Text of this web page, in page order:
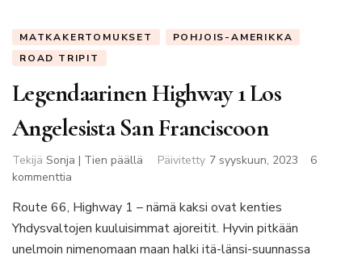
MATKAKERTOMUKSET
POHJOIS-AMERIKKA
ROAD TRIPIT
Legendaarinen Highway 1 Los
Angelesista San Franciscoon
Tekijä Sonja | Tien päällä Päivitetty 7 syyskuun, 2023
6
kommenttia
Highway
1
Los
Route 66, Highway 1 – nämä kaksi ovat kenties
Yhdysvaltojen kuuluisimmat ajoreitit. Hyvin pitkään
unelmoin nimenomaan maan halki itä-länsi-suunnassa